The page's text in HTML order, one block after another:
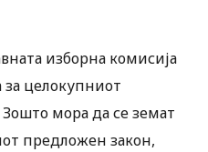
изборна комисија
целокупниот
мора да се земат
предложен закон,